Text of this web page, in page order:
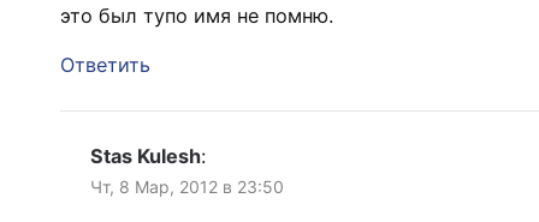
это был тупо имя не помню.
Ответить
Stas Kulesh:
Чт, 8 Мар, 2012 в 23:50